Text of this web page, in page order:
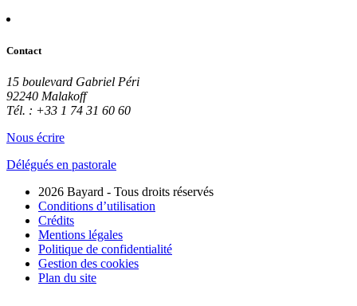
Contact
15 boulevard Gabriel Péri
92240 Malakoff
Tél. : +33 1 74 31 60 60
Nous écrire
Délégués en pastorale
2026 Bayard - Tous droits réservés
Conditions d’utilisation
Crédits
Mentions légales
Politique de confidentialité
Gestion des cookies
Plan du site